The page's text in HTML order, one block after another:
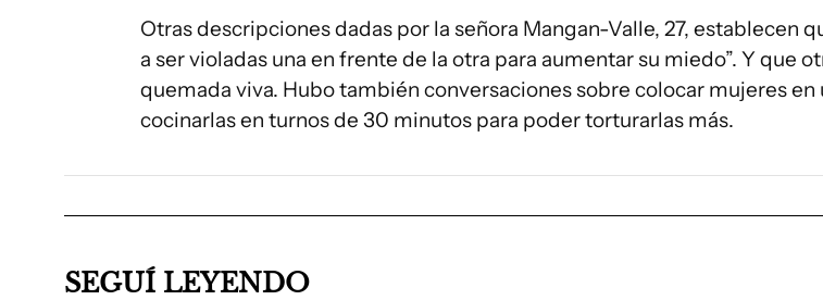
Otras descripciones dadas por la señora Mangan-Valle, 27, establecen
a ser violadas una en frente de la otra para aumentar su miedo”. Y que
quemada viva. Hubo también conversaciones sobre colocar mujeres en
cocinarlas en turnos de 30 minutos para poder torturarlas más.
SEGUÍ LEYENDO